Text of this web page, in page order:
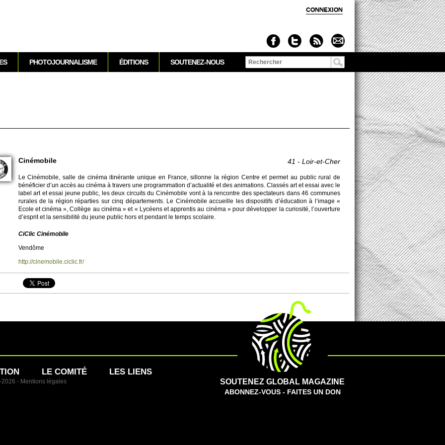
CONNEXION
41 - Loir-et-Cher
Cinémobile
Le Cinémobile, salle de cinéma itinérante unique en France, si­llonne la région Centre et permet au public rural de
bénéfi­cier d’un accès au cinéma à travers une programmation d’actualité et des animati­ons. Classés art et essai avec le
label art et essai jeune public, les deux ci­rcuits du Cinémobile vont à la rencontre des spe­ctate­urs dans 46 co­mmunes
rurales de la région réparties sur cinq départe­ments. Le Cinémobile accuei­lle les dispo­si­tifs d’éducation à l’image «
Ecole et cinéma », Collège au cinéma » et « Lycéens et ap­prentis au cinéma » pour déve­lopper la curi­osité, l’ouve­rture
d’es­prit et la sensi­bi­lité du jeune public hors et pendant le temps sco­laire.
Ci­Clic Cinémobile
Vendôme
http://​cinemobile.​ciclic.​fr/​
PHOTOJOURNALISME ÉDITIONS SOUTENEZ-NOUS
Formulaire de
SOUTENEZ GLOBAL MAGAZINE
ABONNEZ-VOUS - FAITES UN DON
LE COMITÉ LES LIENS
2026 - Mentions légales